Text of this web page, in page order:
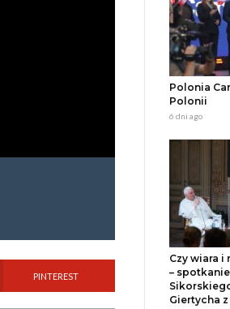
PINTEREST
Polonia
Polonii
6 dni ago
Czy wiara i
–
Giertycha